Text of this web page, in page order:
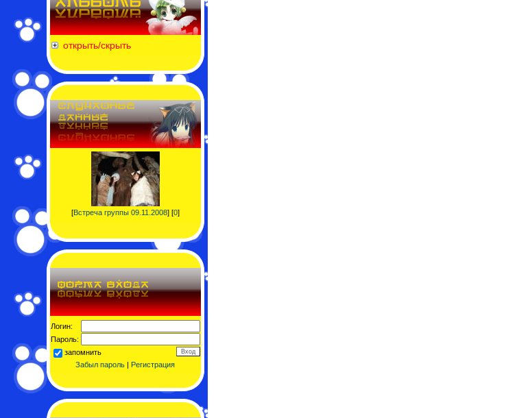
открыть/скрыть
[Встреча группы 09.11.2008] [0]
Логин:
Пароль:
запомнить
Забыл пароль | Регистрация